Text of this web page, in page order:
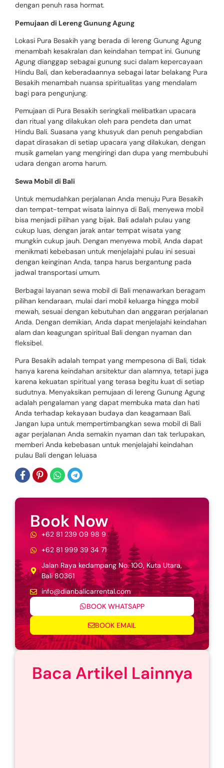
dengan penuh rasa hormat.
Pemujaan di Lereng Gunung Agung
Lokasi Pura Besakih yang berada di lereng Gunung Agung
menambah kesakralan dan keindahan tempat ini. Gunung
Agung dianggap sebagai gunung suci dalam kepercayaan
Hindu Bali, dan keberadaannya sebagai latar belakang Pura
Besakih menambah nuansa spiritualitas yang mendalam
bagi para pengunjung.
Pemujaan di Pura Besakih seringkali melibatkan upacara
dan ritual yang dilakukan oleh para pendeta dan umat
Hindu Bali. Suasana yang khusyuk dan penuh pengabdian
dapat dirasakan di setiap upacara yang dilakukan, dengan
musik gamelan yang mengiringi dan dupa yang membubuhi
udara dengan aroma harum.
Sewa Mobil di Bali
Untuk memudahkan perjalanan Anda menuju Pura Besakih
dan tempat-tempat wisata lainnya di Bali, menyewa mobil
bisa menjadi pilihan yang bijak. Bali adalah pulau yang
cukup luas, dengan jarak antar tempat wisata yang
mungkin cukup jauh. Dengan menyewa mobil, Anda dapat
menikmati kebebasan untuk menjelajahi pulau ini sesuai
dengan keinginan Anda, tanpa harus bergantung pada
jadwal transportasi umum.
Berbagai layanan sewa mobil di Bali menawarkan beragam
pilihan kendaraan, mulai dari mobil keluarga hingga mobil
mewah, sesuai dengan kebutuhan dan anggaran perjalanan
Anda. Dengan demikian, Anda dapat menjelajahi keindahan
alam dan keagungan spiritual Bali dengan nyaman dan
fleksibel.
Pura Besakih adalah tempat yang mempesona di Bali, tidak
hanya karena keindahan arsitektur dan alamnya, tetapi juga
karena kekuatan spiritual yang terasa begitu kuat di setiap
sudutnya. Menyaksikan pemujaan di lereng Gunung Agung
adalah pengalaman yang dapat membuka mata dan hati
Anda terhadap kekayaan budaya dan keagamaan Bali.
Jangan lupa untuk mempertimbangkan sewa mobil di Bali
agar perjalanan Anda semakin nyaman dan tak terlupakan,
memberi Anda kebebasan untuk menjelajahi keindahan
pulau Bali dengan leluasa
Book Now
+62 81 239 09 98 9
+62 81 999 39 34 71
Jalan Raya kedampang No. 100, Kuta Utara,
Bali 80361
info@dianbalicarrental.com
BOOK WHATSAPP
BOOK EMAIL
Baca Artikel Lainnya